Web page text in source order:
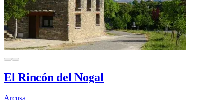
El Rincón del Nogal
Arcusa